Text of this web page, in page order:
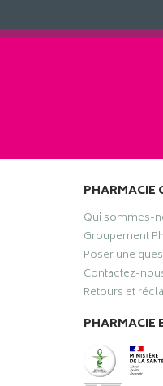
PHARMACIE
Qui sommes-
Groupement
Poser une
Contactez-
Retours et
PHARMACIE